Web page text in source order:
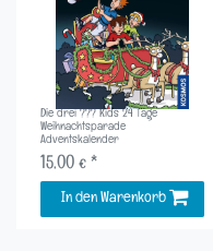
Die drei ??? Kids 24 Tage
Weihnachtsparade
Adventskalender
15,00 € *
In den Warenkorb